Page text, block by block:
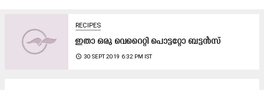
RECIPES
ഇതാ ഒരു വെറൈറ്റി പൊട്ടറ്റോ ബട്ടൻസ്
access_time 30 SEPT 2019 6:32 PM IST